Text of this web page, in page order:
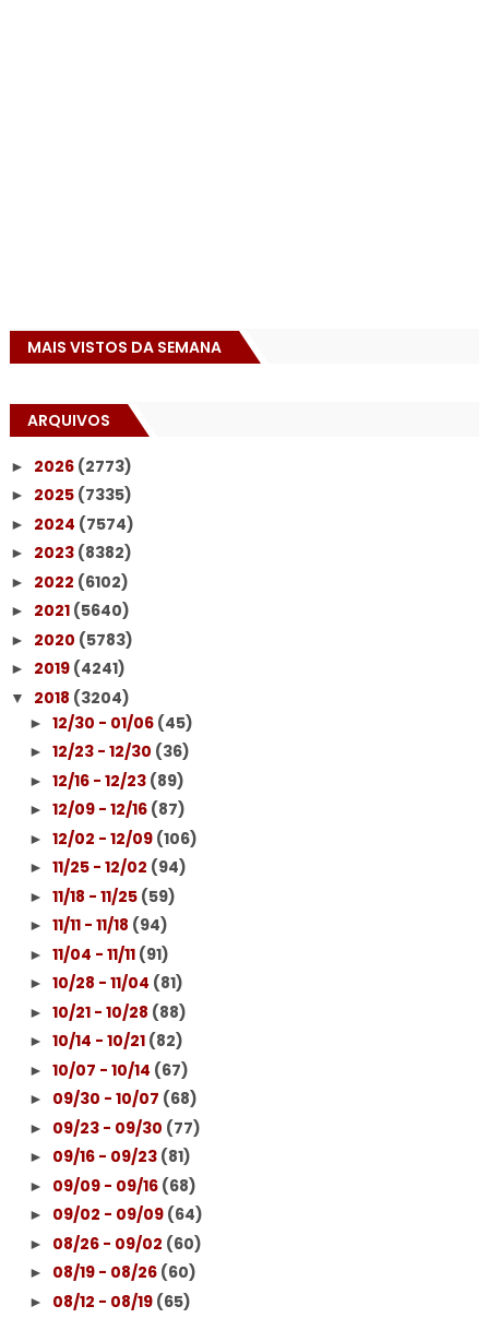
MAIS VISTOS DA SEMANA
ARQUIVOS
► 2026 (2773)
► 2025 (7335)
► 2024 (7574)
► 2023 (8382)
► 2022 (6102)
► 2021 (5640)
► 2020 (5783)
► 2019 (4241)
▼ 2018 (3204)
► 12/30 - 01/06 (45)
► 12/23 - 12/30 (36)
► 12/16 - 12/23 (89)
► 12/09 - 12/16 (87)
► 12/02 - 12/09 (106)
► 11/25 - 12/02 (94)
► 11/18 - 11/25 (59)
► 11/11 - 11/18 (94)
► 11/04 - 11/11 (91)
► 10/28 - 11/04 (81)
► 10/21 - 10/28 (88)
► 10/14 - 10/21 (82)
► 10/07 - 10/14 (67)
► 09/30 - 10/07 (68)
► 09/23 - 09/30 (77)
► 09/16 - 09/23 (81)
► 09/09 - 09/16 (68)
► 09/02 - 09/09 (64)
► 08/26 - 09/02 (60)
► 08/19 - 08/26 (60)
► 08/12 - 08/19 (65)